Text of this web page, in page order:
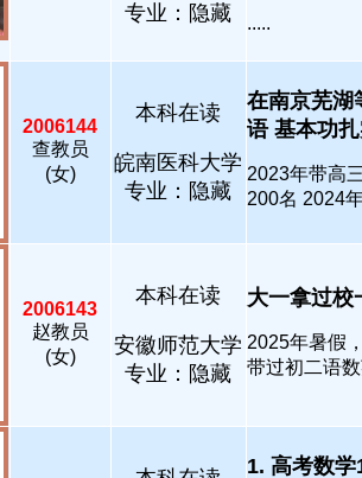
专业：隐藏
.....
2006144
查教员
(女)
本科在读
皖南医科大学
专业：隐藏
在南京芜湖
语 基本功
2023年带高
200名 2024
2006143
赵教员
(女)
本科在读
安徽师范大学
专业：隐藏
大一拿过校
2025年暑假
带过初二语
1. 高考数